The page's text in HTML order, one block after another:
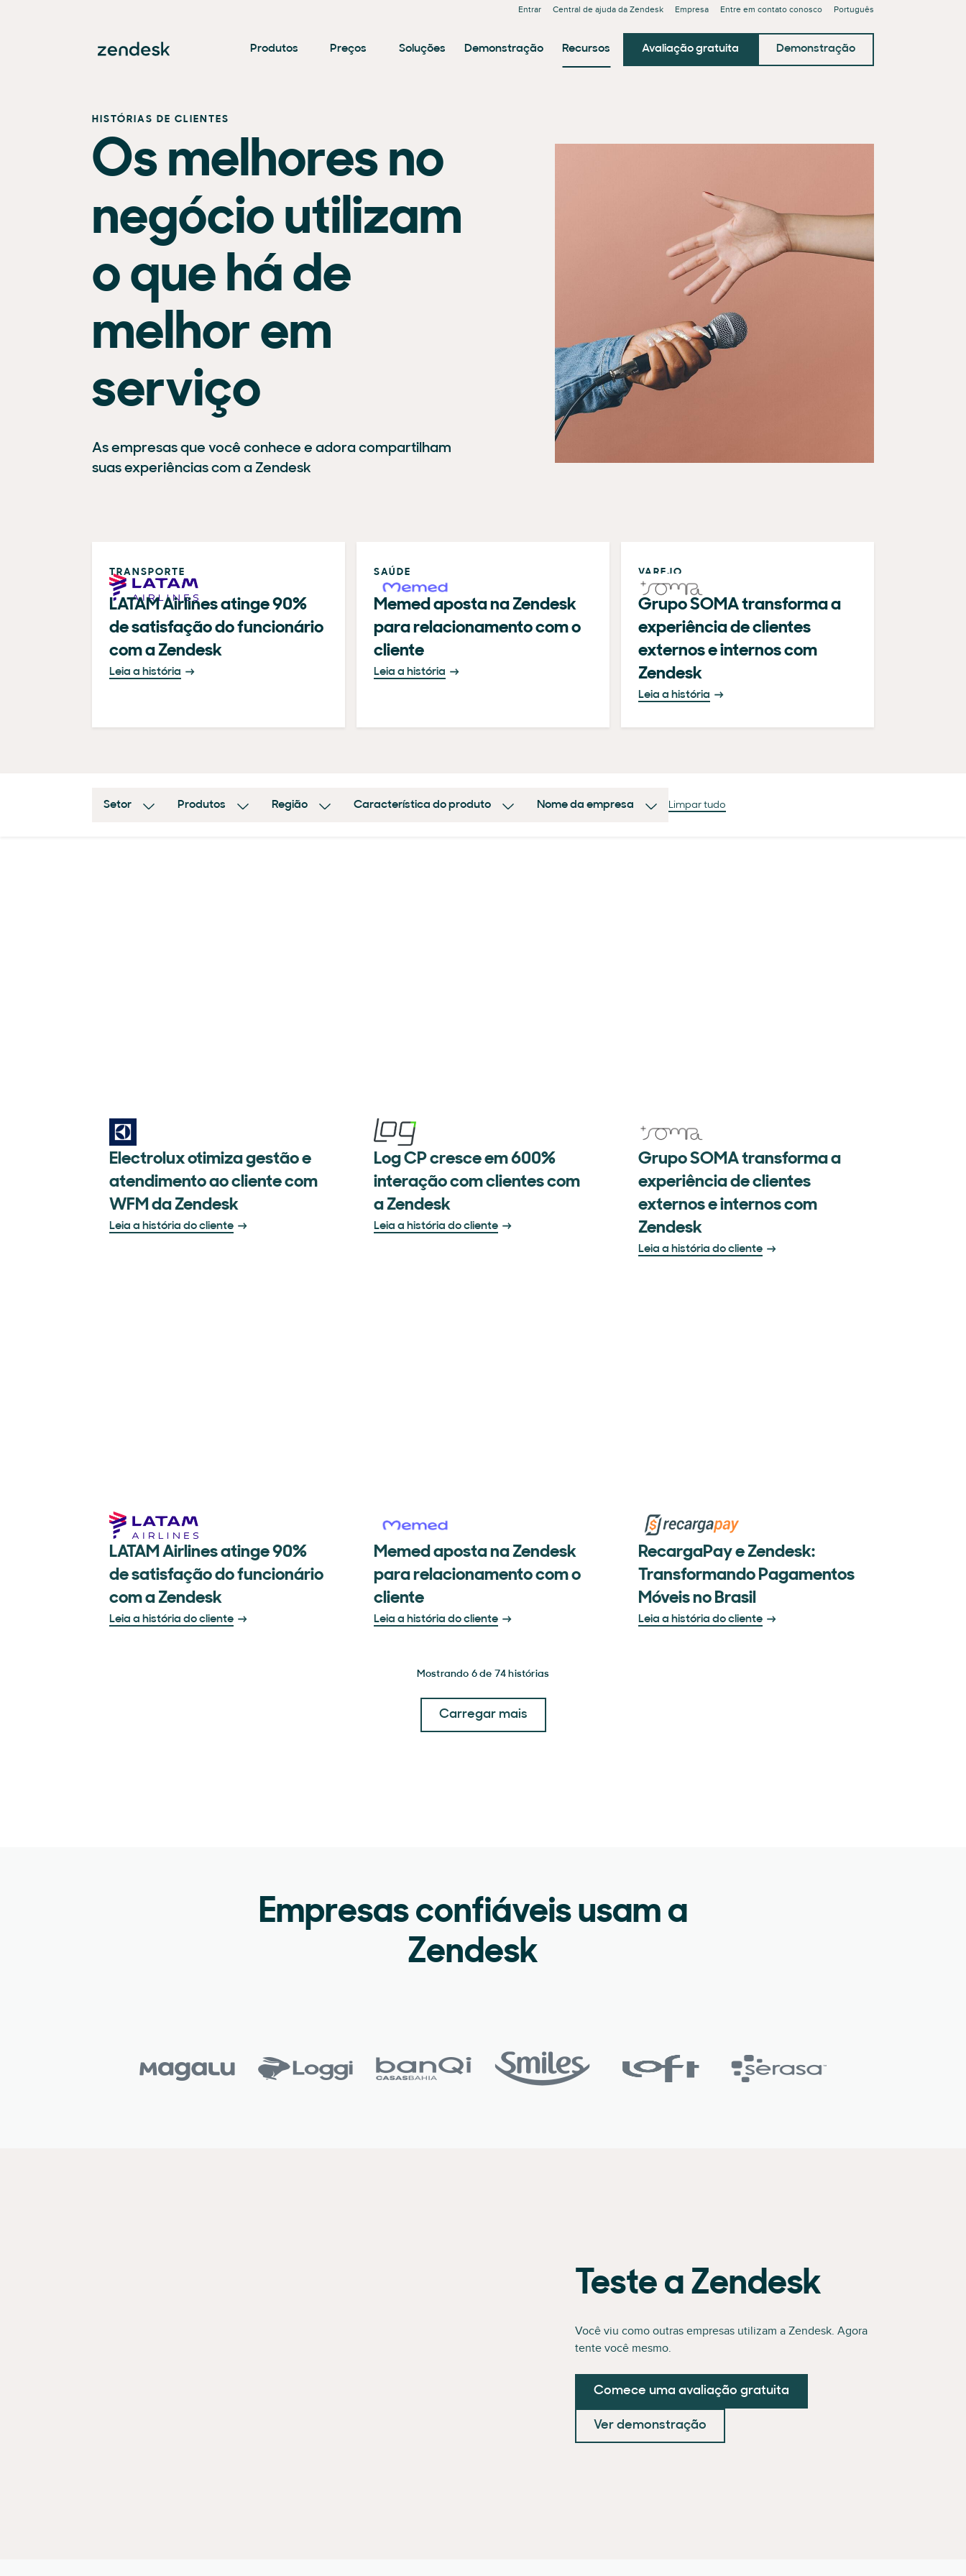
Entrar Central de ajuda da Zendesk Empresa Entre em contato conosco Português
Produtos Preços Soluções Demonstração Recursos Avaliação gratuita Demonstração
HISTÓRIAS DE CLIENTES
Os melhores no
negócio utilizam
o que há de
melhor em
serviço
As empresas que você conhece e adora compartilham
suas experiências com a Zendesk
TRANSPORTE
LATAM Airlines atinge 90%
de satisfação do funcionário
com a Zendesk
Leia a história
SAÚDE
Memed aposta na Zendesk
para relacionamento com o
cliente
Leia a história
VAREJO
Grupo SOMA transforma a
experiência de clientes
externos e internos com
Zendesk
Leia a história
Setor Produtos Região Característica do produto Nome da empresa Limpar tudo
Electrolux otimiza gestão e
atendimento ao cliente com
WFM da Zendesk
Leia a história do cliente
Log CP cresce em 600%
interação com clientes com
a Zendesk
Leia a história do cliente
Grupo SOMA transforma a
experiência de clientes
externos e internos com
Zendesk
Leia a história do cliente
LATAM Airlines atinge 90%
de satisfação do funcionário
com a Zendesk
Leia a história do cliente
Memed aposta na Zendesk
para relacionamento com o
cliente
Leia a história do cliente
RecargaPay e Zendesk:
Transformando Pagamentos
Móveis no Brasil
Leia a história do cliente
Mostrando 6 de 74 histórias
Carregar mais
Empresas confiáveis usam a
Zendesk
Teste a Zendesk
Você viu como outras empresas utilizam a Zendesk. Agora
tente você mesmo.
Comece uma avaliação gratuita
Ver demonstração